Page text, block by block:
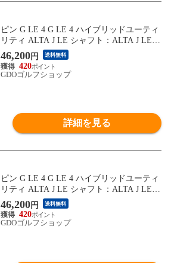
ピン G LE 4 G LE 4 ハイブリッドユーティ
リティ ALTA J LE シャフト：ALTA J LE L
5H 22° 38.75inch レディス
46,200円 送料無料
420
GDOゴルフショップ
詳細を見る
ピン G LE 4 G LE 4 ハイブリッドユーティ
リティ ALTA J LE シャフト：ALTA J LE A
5H 22° 38.75inch レディス
46,200円 送料無料
420
GDOゴルフショップ